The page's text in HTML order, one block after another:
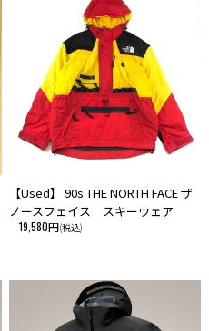
【Used】 90s THE NORTH FACE ザ
ノースフェイス スキーウェア
19,580円(税込)